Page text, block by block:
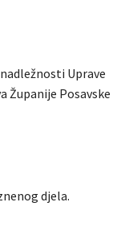
Uprave
Županije Posavske
djela.